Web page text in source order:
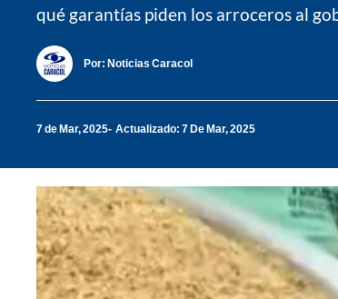
qué garantías piden los arroceros al
Por: Noticias Caracol
7 de Mar, 2025 Actualizado: 7 De Mar, 2025